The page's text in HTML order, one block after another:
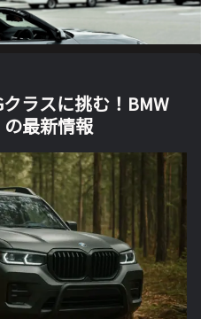
ラスに挑む！BMW
最新情報